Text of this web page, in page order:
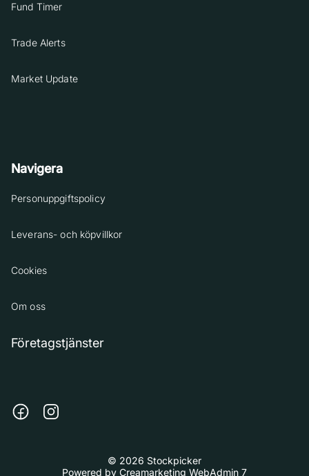
Fund Timer
Trade Alerts
Market Update
Navigera
Personuppgiftspolicy
Leverans- och köpvillkor
Cookies
Om oss
Företagstjänster
© 2026 Stockpicker
Powered by Creamarketing WebAdmin 7